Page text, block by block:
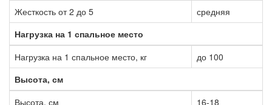
Жесткость от 2 до 5
средняя
Нагрузка на 1 спальное место
Нагрузка на 1 спальное место, кг
до 100
Высота, см
Высота, см
16-18